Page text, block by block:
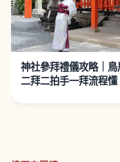
神社參拜禮儀攻略｜
二拜二拍手一拜流程懂